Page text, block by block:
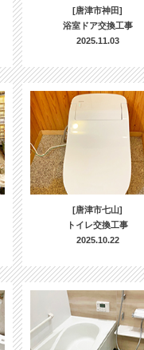
[唐津市神田]
浴室ドア交換工事
2025.11.03
[唐津市七山]
トイレ交換工事
2025.10.22